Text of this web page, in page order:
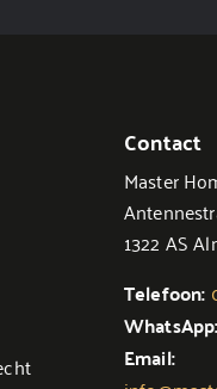
Contact
Master
1322 AS
Telefoon:
WhatsApp:
Email: